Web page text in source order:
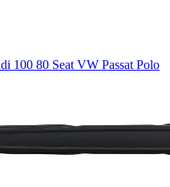
100 80 Seat VW Passat Polo